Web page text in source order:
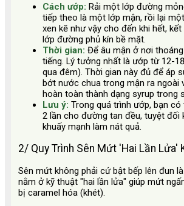
Cách ướp: Rải một lớp đường
tiếp theo là một lớp mận, rồi lại
xen kẽ như vậy cho đến khi hết,
lớp đường phủ kín bề mặt.
Thời gian: Để âu mận ở nơi
tiếng. Lý tưởng nhất là ướp từ 12-
qua đêm). Thời gian này đủ để áp
bớt nước chua trong mận ra ngoài
hoàn toàn thành dạng syrup trong
Lưu ý: Trong quá trình ướp, bạn có
2 lần cho đường tan đều, tuyệt đối
khuấy mạnh làm nát quả.
2/ Quy Trình Sên Mứt 'Hai Lần Lửa'
Sên mứt không phải cứ bật bếp lên đun
nằm ở kỹ thuật "hai lần lửa" giúp mứt
bị caramel hóa (khét).